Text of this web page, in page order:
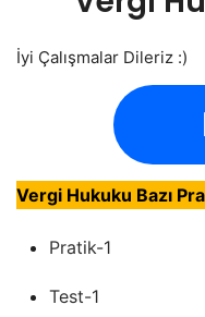
İyi Çalışmalar Dileriz :)
Vergi Hukuku Bazı
Pratik-1
Test-1